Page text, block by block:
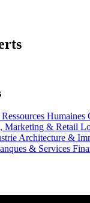
Ressources Humaines
Marketing & Retail
Architecture &
& Services